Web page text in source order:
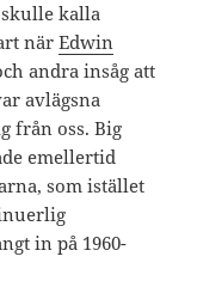
kalla
närEdwin
andra insåg att
avlägsna
från oss. Big
emellertid
som istället
in på 1960-